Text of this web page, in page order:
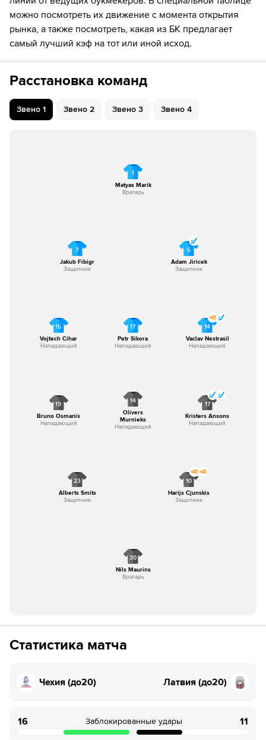
47
Игрок "Латвия (до20)" Markuss Sieradzkis забивает
шайбу!
Poletin
Временное удаление игрока "Латвия (до20)" Rudolfs
можно посмотреть их движение с момента открытия
рынка, а также посмотреть, какая из БК предлагает
самый лучший кэф на тот или иной исход.
Расстановка команд
Звено 1 Звено 2 Звено 3 Звено 4
1
Matyas Marik
Вратарь
7
Jakub Fibigr
Защитник
5
Adam Jiricek
Защитник
15
Vojtech Cihar
Нападающий
17
Petr Sikora
Нападающий
14
Vaclav Nestrasil
Нападающий
30
Nils Maurins
Вратарь
23
Alberts Smits
Защитник
10
Harijs Cjunskis
Защитник
19
Bruno Osmanis
Нападающий
14
Olivers
Murnieks
Нападающий
17
Kristers Ansons
Нападающий
Статистика матча
Чехия (до20) Латвия (до20)
16 Заблокированные удары 11